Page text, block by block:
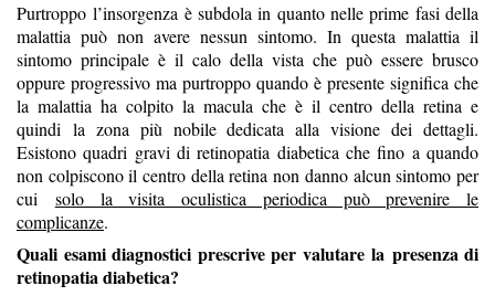
Purtroppo l’insorgenza è subdola in quanto nelle prime fasi della
malattia può non avere nessun sintomo. In questa malattia il
sintomo principale è il calo della vista che può essere brusco
oppure progressivo ma purtroppo quando è presente significa che
la malattia ha colpito la macula che è il centro della retina e
quindi la zona più nobile dedicata alla visione dei dettagli.
Esistono quadri gravi di retinopatia diabetica che fino a quando
non colpiscono il centro della retina non danno alcun sintomo per
cui solo la visita oculistica periodica può prevenire le
complicanze.
Quali esami diagnostici prescrive per valutare la presenza di
retinopatia diabetica?